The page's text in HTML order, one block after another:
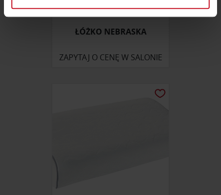
zmienić lub wycofać swoją zgodę w dowolnej chwili.
analizować ruch w naszej witrynie. Informacje o tym, jak
społecznościowym, reklamowym i analitycznym.
Partnerzy mogą połączyć te informacje z innymi danymi
ŁÓŻKO NEBRASKA
ZAPYTAJ O CENĘ W SALONIE